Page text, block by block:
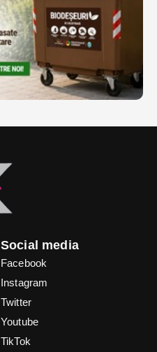
Social media
Facebook
Instagram
Twitter
Youtube
TikTok